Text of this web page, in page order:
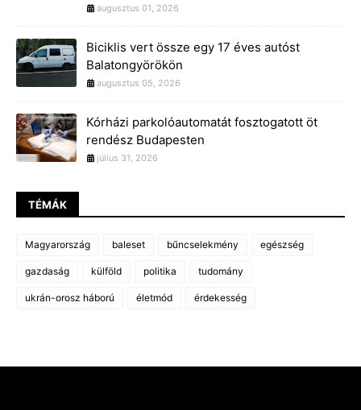
augusztus 01, 2026
Biciklis vert össze egy 17 éves autóst
Balatongyörökön
augusztus 05, 2026
Kórházi parkolóautomatát fosztogatott öt
rendész Budapesten
július 31, 2026
TÉMÁK
Magyarország baleset bűncselekmény egészség
gazdaság külföld politika tudomány
ukrán-orosz háború életmód érdekesség